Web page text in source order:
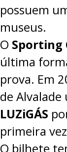
possuem
museus.
O Sporting
última
prova. Em
de
LUZiGÁS
primeira vez
O bilhete